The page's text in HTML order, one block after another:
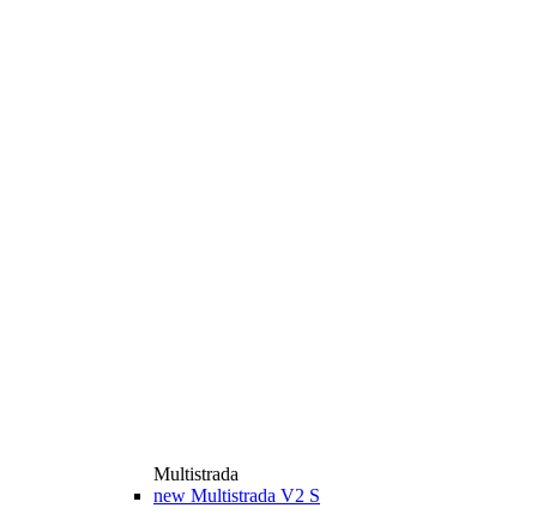
Multistrada
new Multistrada V2 S